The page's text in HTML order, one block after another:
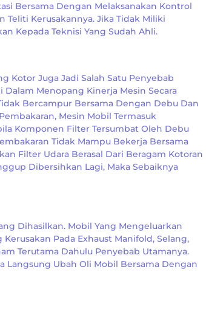
Bersama Dengan Melaksanakan Kontrol
Teliti Kerusakannya. Jika Tidak Miliki
Kepada Teknisi Yang Sudah Ahli.
Kotor Juga Jadi Salah Satu Penyebab
Menopang Kinerja Mesin Secara
Bercampur Bersama Dengan Debu Dan
Mesin Mobil Termasuk
Komponen Filter Tersumbat Oleh Debu
Tidak Mampu Bekerja Bersama
Filter Udara Berasal Dari Beragam Kotoran
Dibersihkan Lagi, Maka Sebaiknya
Dihasilkan. Mobil Yang Mengeluarkan
Pada Exhaust Manifold, Selang,
Terutama Dahulu Penyebab Utamanya.
Langsung Ubah Oli Mobil Bersama Dengan